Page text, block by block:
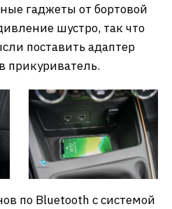
гаджеты от бортовой
шустро, так что
поставить адаптер
прикуриватель.
по Bluetooth с системой